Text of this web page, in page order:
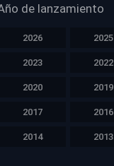
de lanzamiento
2026 2025
2023 2022
2020 2019
2017 2016
2014 2013